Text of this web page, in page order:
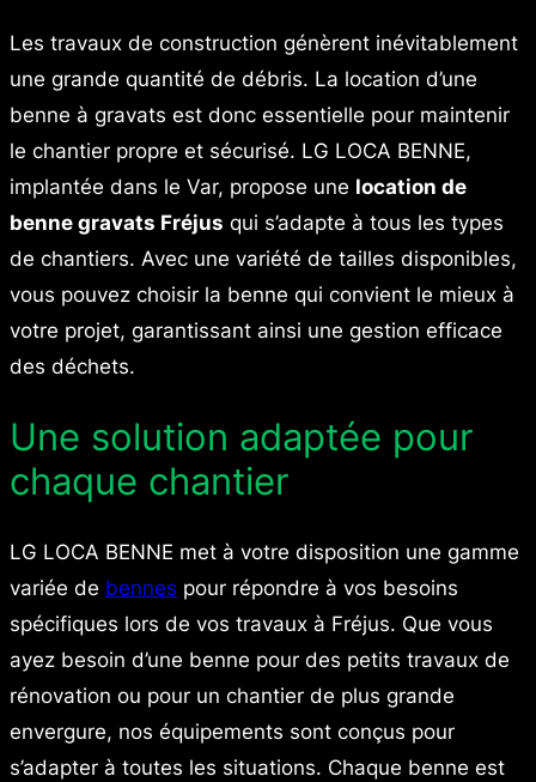
Les travaux de construction génèrent inévitablement
une grande quantité de débris. La location d’une
benne à gravats est donc essentielle pour maintenir
le chantier propre et sécurisé. LG LOCA BENNE,
implantée dans le Var, propose une location de
benne gravats Fréjus qui s’adapte à tous les types
de chantiers. Avec une variété de tailles disponibles,
vous pouvez choisir la benne qui convient le mieux à
votre projet, garantissant ainsi une gestion efficace
des déchets.
Une solution adaptée pour
chaque chantier
LG LOCA BENNE met à votre disposition une gamme
variée de bennes pour répondre à vos besoins
spécifiques lors de vos travaux à Fréjus. Que vous
ayez besoin d’une benne pour des petits travaux de
rénovation ou pour un chantier de plus grande
envergure, nos équipements sont conçus pour
s’adapter à toutes les situations. Chaque benne est